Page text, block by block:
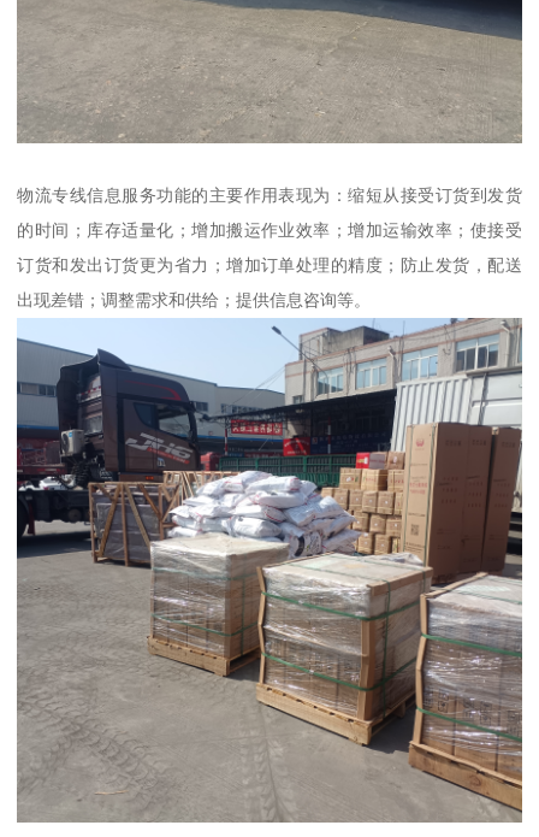
物流专线信息服务功能的主要作用表现为：缩短从接受订货到发货
的时间；库存适量化；增加搬运作业效率；增加运输效率；使接受
订货和发出订货更为省力；增加订单处理的精度；防止发货，配送
出现差错；调整需求和供给；提供信息咨询等。